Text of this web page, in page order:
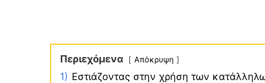
Περιεχόμενα Απόκρυψη
1) Εστιάζοντας στην χρήση των